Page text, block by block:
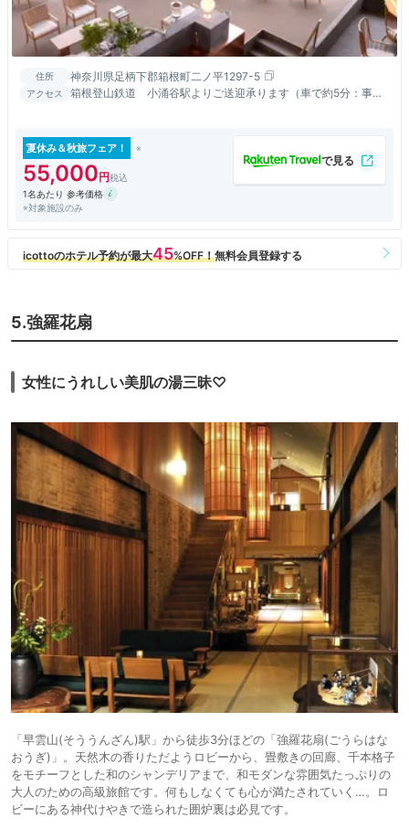
住所 神奈川県足柄下郡箱根町二ノ平1297-5
アクセス
箱根登山鉄道 小涌谷駅よりご送迎承ります（車で約5分：事前
夏休み＆秋旅フェア！
55,000
1名あたり 参考価格
※対象施設のみ
5.強羅花扇
女性にうれしい美肌の湯三昧♡
「早雲山(そううんざん)駅」から徒歩3分ほどの「強羅花扇(ごうらはな
おうぎ)」。天然木の香りただようロビーから、畳敷きの回廊、千本格子
をモチーフとした和のシャンデリアまで、和モダンな雰囲気たっぷりの
大人のための高級旅館です。何もしなくても心が満たされていく…。ロ
ビーにある神代けやきで造られた囲炉裏は必見です。